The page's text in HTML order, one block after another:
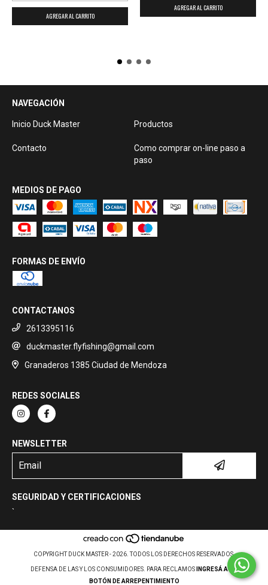
AGREGAR AL CARRITO
AGREGAR AL CARRITO
NAVEGACIÓN
Inicio Duck Master Productos
Contacto
Como comprar on-line paso a
paso
MEDIOS DE PAGO
FORMAS DE ENVÍO
CONTACTANOS
2613395116
duckmaster.flyfishing@gmail.com
Granaderos 1385 Ciudad de Mendoza
REDES SOCIALES
NEWSLETTER
SEGURIDAD Y CERTIFICACIONES
`
COPYRIGHT DUCK MASTER - 2026. TODOS LOS DERECHOS RESERVADOS.
DEFENSA DE LAS Y LOS CONSUMIDORES. PARA RECLAMOS
INGRESÁ ACÁ.
BOTÓN DE ARREPENTIMIENTO